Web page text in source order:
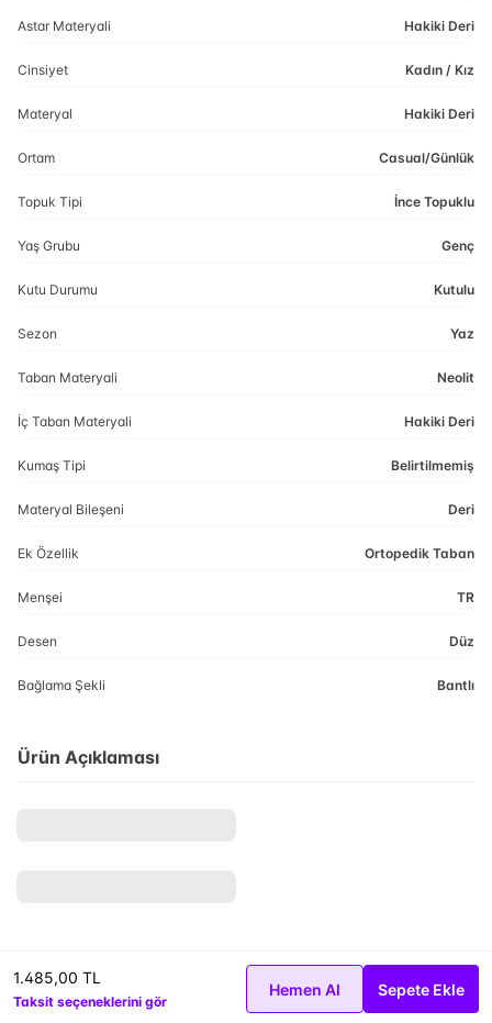
1.485,00 TL
Taksit seçeneklerini gör
Hemen Al Sepete Ekle
Astar Materyali Hakiki Deri
Cinsiyet Kadın / Kız
Materyal Hakiki Deri
Ortam Casual/Günlük
Topuk Tipi İnce Topuklu
Yaş Grubu Genç
Kutu Durumu Kutulu
Sezon Yaz
Taban Materyali Neolit
İç Taban Materyali Hakiki Deri
Kumaş Tipi Belirtilmemiş
Materyal Bileşeni Deri
Ek Özellik Ortopedik Taban
Menşei TR
Desen Düz
Bağlama Şekli Bantlı
Ürün Açıklaması